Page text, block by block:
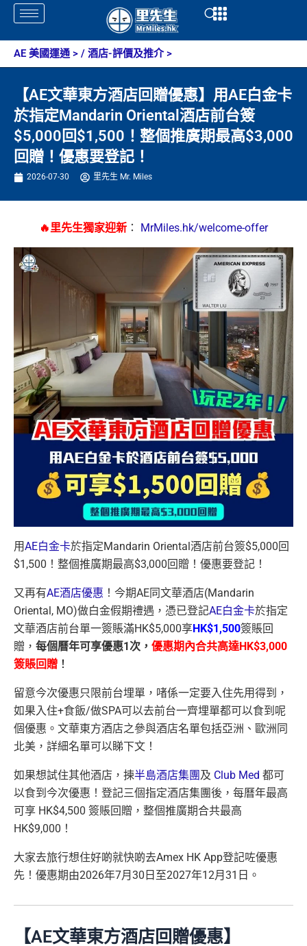
Skip
content
Open
AE 美國運通 > / 酒店-評價及推介>
【AE文華東方酒店回贈優惠】用AE白金卡
於指定Mandarin Oriental酒店前台簽
$5,000回$1,500！整個推廣期最高$3,000
回贈！優惠要登記！
2026-07-30 里先生 Mr. Miles
🔥里先生獨家迎新 ： MrMiles.hk/welcome-offer
用AE白金卡於指定Mandarin Oriental酒店前台簽$5,000回
$1,500！整個推廣期最高$3,000回贈！優惠要登記！
又再有AE酒店優惠 ！今期AE同文華酒店(Mandarin
Oriental, MO)做白金假期禮遇，憑已登記AE白金卡於指定
文華酒店前台單一簽賬滿HK$5,000享HK$1,500簽賬回
贈， 每個曆年可享優惠1次， 優惠期內合共高達HK$3,000
簽賬回贈 ！
留意今次優惠只限前台埋單，啫係一定要入住先用得到，
如果入住+食飯/做SPA可以去前台一齊埋單都可以食到呢
個優惠。文華東方酒店之參與酒店名單包括亞洲、歐洲同
北美，詳細名單可以睇下文！
如果想試住其他酒店，揀半島酒店集團 及 Club Med 都可
以食到今次優惠！登記三個指定酒店集團後，每曆年最高
可享 HK$4,500 簽賬回贈，整個推廣期合共最高
HK$9,000！
大家去旅行想住好啲就快啲去Amex HK App登記咗優惠
先！優惠期由2026年7月30日至2027年12月31日。
【AE文華東方酒店回贈優惠】